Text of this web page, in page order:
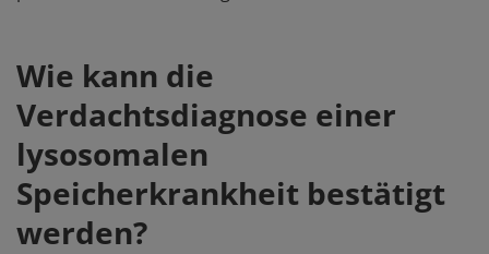
Wie kann die
Verdachtsdiagnose einer
lysosomalen
Speicherkrankheit bestätigt
werden?